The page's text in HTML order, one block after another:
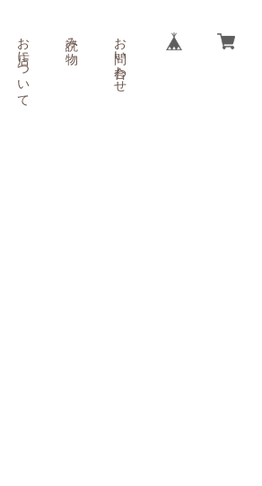
お店について 読み物 お問い合わせ